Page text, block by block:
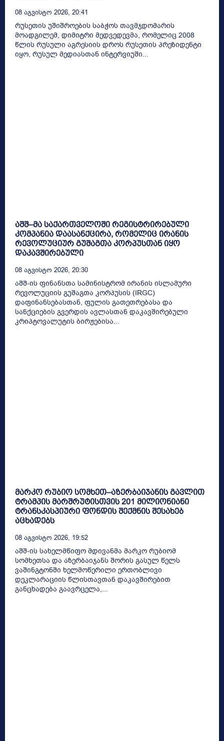
08 Აგვისტო 2026, 20:41
რუსეთის უშიშროების საბჭოს თავმჯდომარის
მოადგილემ, დიმიტრი მედვედევმა, რომელიც 2008
წლის რუსული აგრესიის დროს რუსეთის პრეზიდენტი
იყო, რუსულ მედიასთან ინტერვიუში...
აშშ–მა საქართველოში რეგისტრირებული
კომპანია დაასანქცირა, რომელიც ირანის
რევოლუციურ გუშაგთა კორპუსთან იყო
დაკავშირებული
08 Აგვისტო 2026, 20:30
აშშ-ის ფინანსთა სამინისტრომ ირანის ისლამური
რევოლუციის გუშაგთა კორპუსის (IRGC)
დაფინანსებასთან, ფულის გათეთრებასა და
სანქციების გვერდის ავლასთან დაკავშირებული
კრიპტოვალუტის ბირჟებისა...
მარკო რუბიო სომხეთ–აზერბაიჯანის გავლით
ტრამპის მარშრუტისთვის 201 მილიონიანი
ტრანსკასპიური ფონდის შექმნის შესახებ
აცხადებს
08 Აგვისტო 2026, 19:52
აშშ-ის სახელმწიფო მდივანმა მარკო რუბიომ
სომხეთსა და აზერბაიჯანს შორის გასულ წელს
ვაშინგტონში ხელმოწერილი ერთობლივი
დეკლარაციის წლისთავთან დაკავშირებით
განცხადება გაავრცელა,...